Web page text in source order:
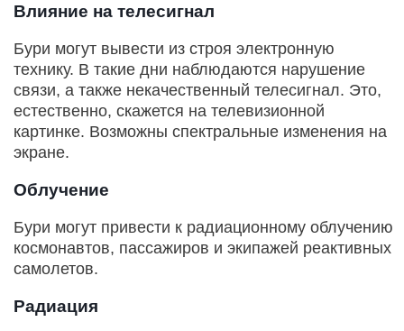
Влияние на телесигнал
Бури могут вывести из строя электронную
технику. В такие дни наблюдаются нарушение
связи, а также некачественный телесигнал. Это,
естественно, скажется на телевизионной
картинке. Возможны спектральные изменения на
экране.
Облучение
Бури могут привести к радиационному облучению
космонавтов, пассажиров и экипажей реактивных
самолетов.
Радиация